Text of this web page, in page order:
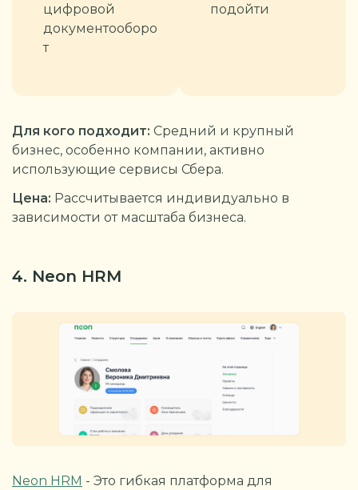
цифровой
документооборо
т
подойти
Для кого подходит: Средний и крупный
бизнес, особенно компании, активно
использующие сервисы Сбера.
Цена: Рассчитывается индивидуально в
зависимости от масштаба бизнеса.
4. Neon HRM
Neon HRM - Это гибкая платформа для